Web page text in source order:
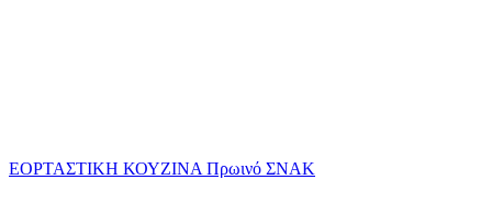
ΕΟΡΤΑΣΤΙΚΗ ΚΟΥΖΙΝΑ Πρωινό ΣΝΑΚ